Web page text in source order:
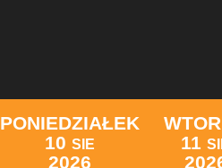
PONIEDZIAŁEK
10 SIE
2026
11